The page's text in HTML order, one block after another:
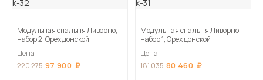
Модульная спальня Ливорно,
набор 2, Орех донской
Цена
220 275 97 900
Модульная спальня Ливорно,
набор 1, Орех донской
Цена
181 035 80 460